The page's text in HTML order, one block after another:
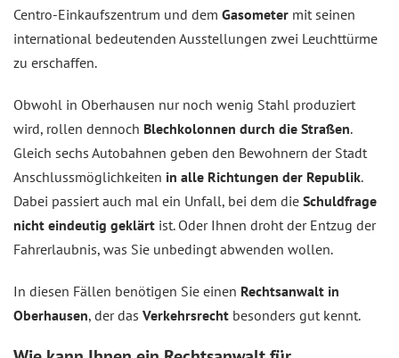
Centro-Einkaufszentrum und dem Gasometer mit seinen
international bedeutenden Ausstellungen zwei Leuchttürme
zu erschaffen.
Obwohl in Oberhausen nur noch wenig Stahl produziert
wird, rollen dennoch Blechkolonnen durch die Straßen.
Gleich sechs Autobahnen geben den Bewohnern der Stadt
Anschlussmöglichkeiten in alle Richtungen der Republik.
Dabei passiert auch mal ein Unfall, bei dem die Schuldfrage
nicht eindeutig geklärt ist. Oder Ihnen droht der Entzug der
Fahrerlaubnis, was Sie unbedingt abwenden wollen.
In diesen Fällen benötigen Sie einen Rechtsanwalt in
Oberhausen, der das Verkehrsrecht besonders gut kennt.